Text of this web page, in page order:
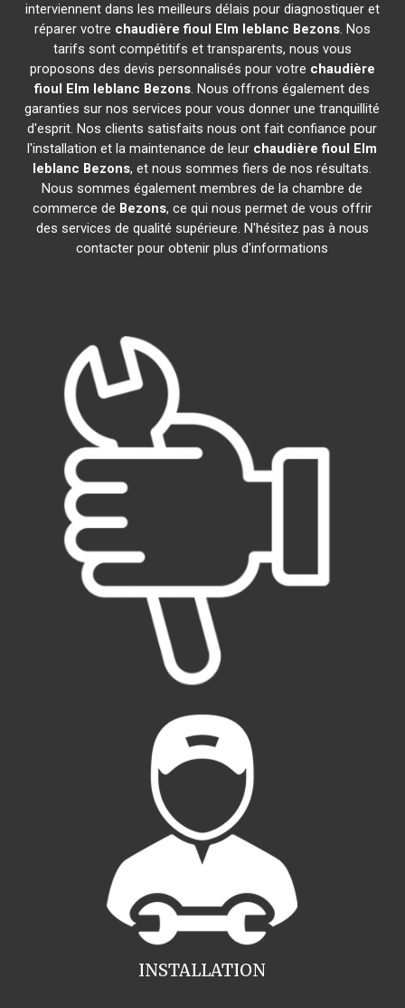
interviennent dans les meilleurs délais pour diagnostiquer et
réparer votre chaudière fioul Elm leblanc Bezons. Nos
tarifs sont compétitifs et transparents, nous vous
proposons des devis personnalisés pour votre chaudière
fioul Elm leblanc Bezons. Nous offrons également des
garanties sur nos services pour vous donner une tranquillité
d'esprit. Nos clients satisfaits nous ont fait confiance pour
l'installation et la maintenance de leur chaudière fioul Elm
leblanc Bezons, et nous sommes fiers de nos résultats.
Nous sommes également membres de la chambre de
commerce de Bezons, ce qui nous permet de vous offrir
des services de qualité supérieure. N'hésitez pas à nous
contacter pour obtenir plus d'informations
INSTALLATION